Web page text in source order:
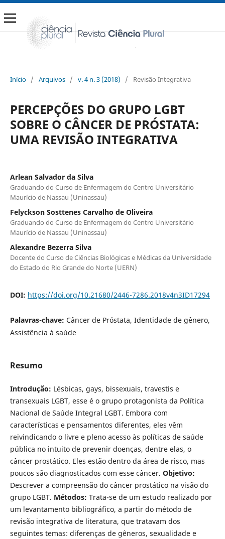
Início / Arquivos / v. 4 n. 3 (2018) / Revisão Integrativa
PERCEPÇÕES DO GRUPO LGBT
SOBRE O CÂNCER DE PRÓSTATA:
UMA REVISÃO INTEGRATIVA
Arlean Salvador da Silva
Graduando do Curso de Enfermagem do Centro Universitário
Maurício de Nassau (Uninassau)
Felyckson Sosttenes Carvalho de Oliveira
Graduando do Curso de Enfermagem do Centro Universitário
Maurício de Nassau (Uninassau)
Alexandre Bezerra Silva
Docente do Curso de Ciências Biológicas e Médicas da Universidade
do Estado do Rio Grande do Norte (UERN)
DOI: https://doi.org/10.21680/2446-7286.2018v4n3ID17294
Palavras-chave: Câncer de Próstata, Identidade de gênero,
Assistência à saúde
Resumo
Introdução: Lésbicas, gays, bissexuais, travestis e
transexuais LGBT, esse é o grupo protagonista da Política
Nacional de Saúde Integral LGBT. Embora com
características e pensamentos diferentes, eles vêm
reivindicando o livre e pleno acesso às políticas de saúde
pública no intuito de prevenir doenças, dentre elas, o
câncer prostático. Eles estão dentro da área de risco, mas
poucos são diagnosticados com esse câncer. Objetivo:
Descrever a compreensão do câncer prostático na visão do
grupo LGBT. Métodos: Trata-se de um estudo realizado por
um levantamento bibliográfico, a partir do método de
revisão integrativa de literatura, que tratavam dos
seguintes temas: diferenças de gêneros, sexualidade e